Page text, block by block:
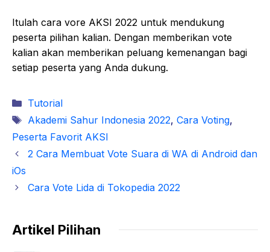
Itulah cara vore AKSI 2022 untuk mendukung
peserta pilihan kalian. Dengan memberikan vote
kalian akan memberikan peluang kemenangan bagi
setiap peserta yang Anda dukung.
Kategori
Tutorial
Tag
Akademi Sahur Indonesia 2022, Cara Voting,
Peserta Favorit AKSI
2 Cara Membuat Vote Suara di WA di Android dan
iOs
Cara Vote Lida di Tokopedia 2022
Artikel Pilihan